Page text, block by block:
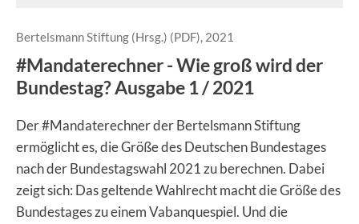
Bertelsmann Stiftung (Hrsg.) (PDF), 2021
#Mandaterechner - Wie groß wird der
Bundestag? Ausgabe 1 / 2021
Der #Mandaterechner der Bertelsmann Stiftung
ermöglicht es, die Größe des Deutschen Bundestages
nach der Bundestagswahl 2021 zu berechnen. Dabei
zeigt sich: Das geltende Wahlrecht macht die Größe des
Bundestages zu einem Vabanquespiel. Und die